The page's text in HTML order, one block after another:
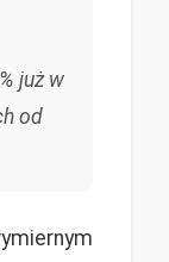
już w
od